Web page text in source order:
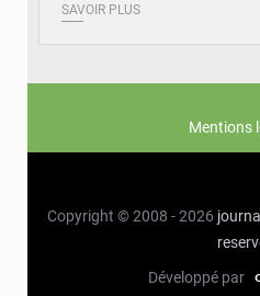
SAVOIR PLUS
Mentions
Copyright © 2008 - 2026
Développé par